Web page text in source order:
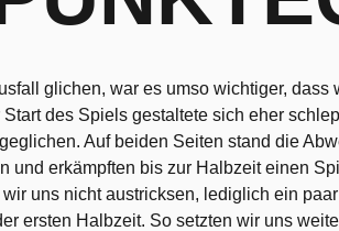
glichen, war es umso wichtiger,
des Spiels gestaltete sich eher
Auf beiden Seiten stand die
und erkämpften bis zur Halbzeit einen
uns nicht austricksen, lediglich ein
ersten Halbzeit. So setzten wir uns